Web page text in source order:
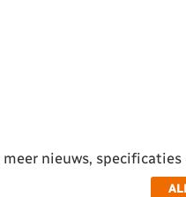
nieuws, specificaties